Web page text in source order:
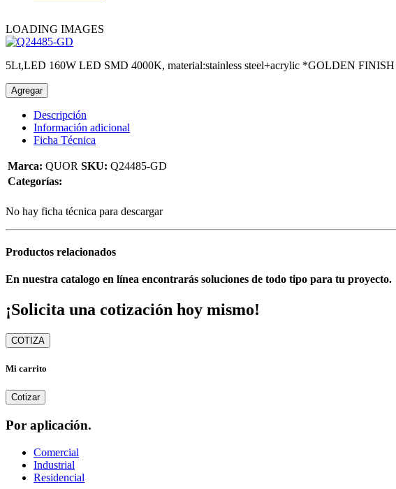
LOADING IMAGES
5Lt,LED 160W LED SMD 4000K, material:stainless steel+acrylic *GOLDEN FINISH
Agregar
Descripción
Información adicional
Ficha Técnica
Marca: QUOR SKU: Q24485-GD
Categorías:
No hay ficha técnica para descargar
Productos relacionados
En nuestra catalogo en línea encontrarás soluciones de todo tipo para tu proyecto.
¡Solicita una cotización hoy mismo!
COTIZA
Mi carrito
Cotizar
Por aplicación.
Comercial
Industrial
Residencial